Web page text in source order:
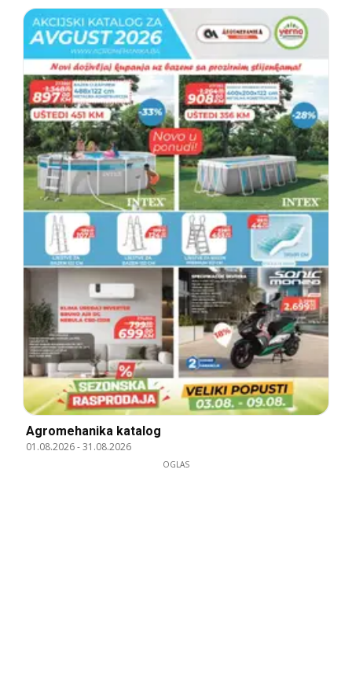
Agromehanika katalog
01.08.2026-31.08.2026
OGLAS